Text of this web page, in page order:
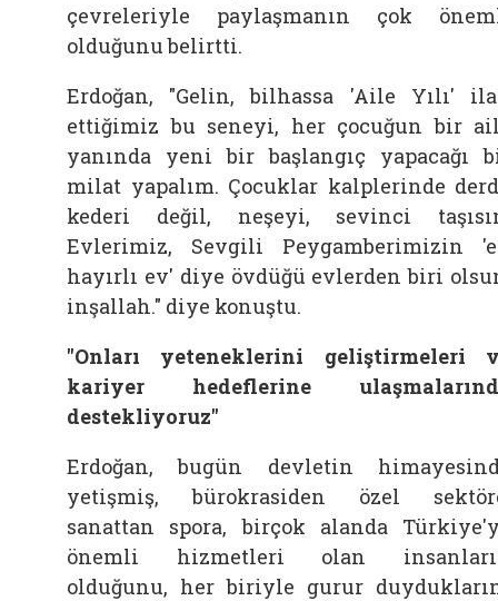
çevreleriyle paylaşmanın çok
olduğunu belirtti.
Erdoğan, "Gelin, bilhassa 'Aile Yılı'
ettiğimiz bu seneyi, her çocuğun bir
yanında yeni bir başlangıç yapacağı
milat yapalım. Çocuklar kalplerinde
kederi değil, neşeyi, sevinci
Evlerimiz, Sevgili Peygamberimizin
hayırlı ev' diye övdüğü evlerden biri
inşallah." diye konuştu.
"Onları yeteneklerini geliştirmeleri
kariyer hedeflerine
destekliyoruz"
Erdoğan, bugün devletin
yetişmiş, bürokrasiden özel
sanattan spora, birçok alanda
önemli hizmetleri olan
olduğunu, her biriyle gurur